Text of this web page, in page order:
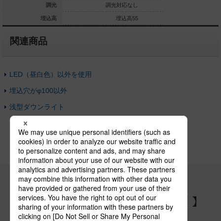
調光
埋込高
調光対応なし
埋込高55
関連商品
LED（昼白色）以外を使用
埋込穴がφ100以外
浅型ダウンライト
パナソニックの電気設備 SNSアカウント